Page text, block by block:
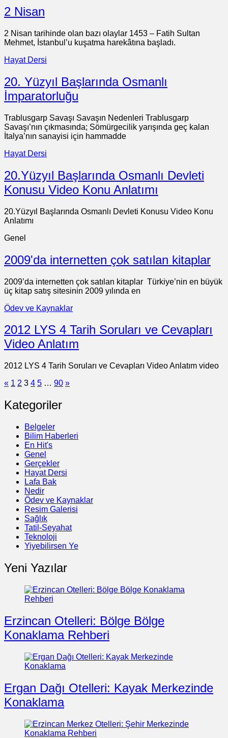
2 Nisan
2 Nisan tarihinde olan bazı olaylar 1453 – Fatih Sultan
Mehmet, İstanbul’u kuşatma harekâtına başladı.
Hayat Dersi
20. Yüzyıl Başlarında Osmanlı
İmparatorluğu
Trablusgarp Savaşı Savaşın Nedenleri Trablusgarp
Savaşı’nın çıkmasında; Sömürgecilik yarışında geç kalan
İtalya’nın sanayisi için hammadde
Hayat Dersi
20.Yüzyıl Başlarında Osmanlı Devleti
Konusu Video Konu Anlatımı
20.Yüzyıl Başlarında Osmanlı Devleti Konusu Video Konu
Anlatımı
Genel
2009'da internetten çok satılan kitaplar
2009’da internetten çok satılan kitaplar Türkiye’nin en büyük
üç kitap satış sitesinin 2009 yılında en
Ödev ve Kaynaklar
2012 LYS 4 Tarih Soruları ve Cevapları
Video Anlatım
2012 LYS 4 Tarih Soruları ve Cevapları Video Anlatım video
« 1 2 3 4 5 … 90 »
Kategoriler
Belgeler
Bilim Haberleri
En Hit's
Genel
Gerçekler
Hayat Dersi
Lafa Bak
Nedir
Ödev ve Kaynaklar
Resim Galerisi
Sağlık
Tatil-Seyahat
Teknoloji
Yiyebilirsen Ye
Yeni Yazılar
Erzincan Otelleri: Bölge Bölge
Konaklama Rehberi
Ergan Dağı Otelleri: Kayak Merkezinde
Konaklama